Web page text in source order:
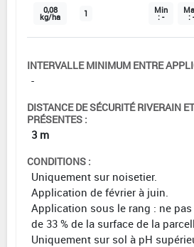
0,08
kg/ha 1 Min
: - : -
INTERVALLE MINIMUM ENTRE
-
DISTANCE DE SÉCURITÉ RIVERAIN
PRÉSENTES :
3 m
CONDITIONS :
Uniquement sur noisetier.
Application de février à juin.
Application sous le rang : ne
de 33 % de la surface de la
Uniquement sur sol à pH